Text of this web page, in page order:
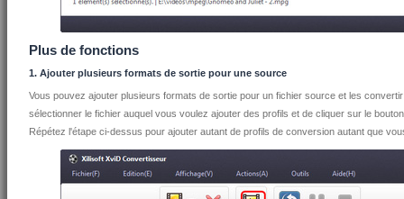
Plus de fonctions
1. Ajouter plusieurs formats de sortie pour une source
Vous pouvez ajouter plusieurs formats de sortie pour un fichier source et les
sélectionner le fichier auquel vous voulez ajouter des profils et de cliquer sur le
Répétez l'étape ci-dessus pour ajouter autant de profils de conversion autant que